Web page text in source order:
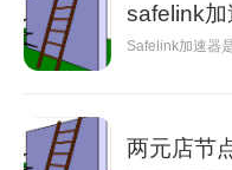
safelink加
Safelink加速器
两元店节